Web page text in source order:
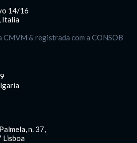
14/16
Italia
CMVM & registrada com a CONSOB
n. 37,
Lisboa